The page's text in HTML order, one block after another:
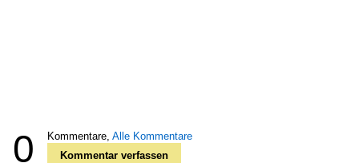
0 Kommentare, Alle Kommentare
Kommentar verfassen